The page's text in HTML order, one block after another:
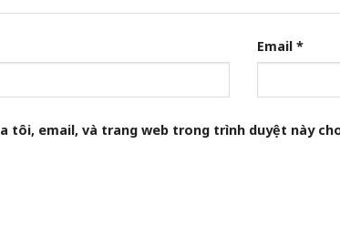
Email *
tôi, email, và trang web trong trình duyệt này